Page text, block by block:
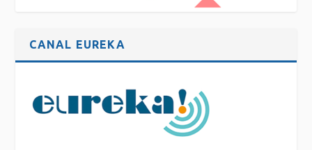
CANAL EUREKA